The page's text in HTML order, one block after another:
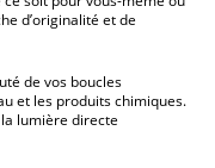
d’originalité et de
de vos boucles
et les produits chimiques.
la lumière directe